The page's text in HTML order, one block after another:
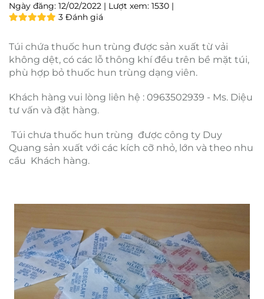
Ngày đăng: 12/02/2022 | Lượt xem: 1530 |
3 Đánh giá
Túi chứa thuốc hun trùng được sản xuất từ vải
không dệt, có các lỗ thông khí đều trên bề mặt túi,
phù hợp bỏ thuốc hun trùng dạng viên.
Khách hàng vui lòng liên hệ : 0963502939 - Ms. Diệu
tư vấn và đặt hàng.
Túi chưa thuốc hun trùng được công ty Duy
Quang sản xuất với các kích cỡ nhỏ, lớn và theo nhu
cầu Khách hàng.